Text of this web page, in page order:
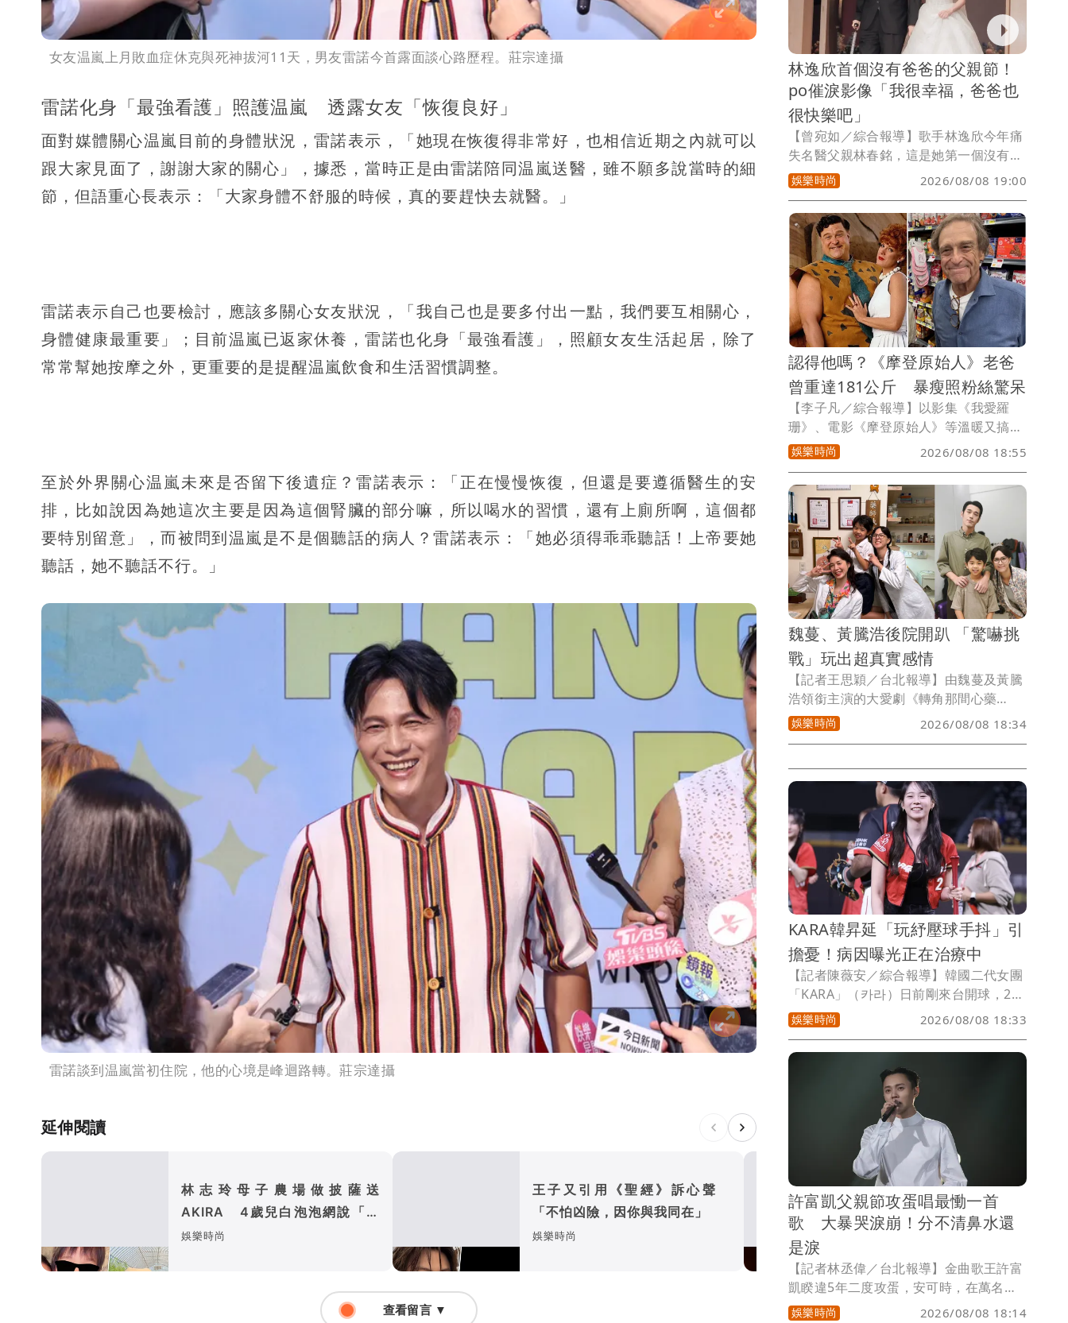
女友温嵐上月敗血症休克與死神拔河11天，男友雷諾今首露面談心路歷程。莊宗達攝
雷諾化身「最強看護」照護温嵐 透露女友「恢復良好」
面對媒體關心温嵐目前的身體狀況，雷諾表示，「她現在恢復得非常好，也相信近期之內就可以
跟大家見面了，謝謝大家的關心」，據悉，當時正是由雷諾陪同温嵐送醫，雖不願多說當時的細
節，但語重心長表示：「大家身體不舒服的時候，真的要趕快去就醫。」
雷諾表示自己也要檢討，應該多關心女友狀況，「我自己也是要多付出一點，我們要互相關心，
身體健康最重要」；目前温嵐已返家休養，雷諾也化身「最強看護」，照顧女友生活起居，除了
常常幫她按摩之外，更重要的是提醒温嵐飲食和生活習慣調整。
至於外界關心温嵐未來是否留下後遺症？雷諾表示：「正在慢慢恢復，但還是要遵循醫生的安
排，比如說因為她這次主要是因為這個腎臟的部分嘛，所以喝水的習慣，還有上廁所啊，這個都
要特別留意」，而被問到温嵐是不是個聽話的病人？雷諾表示：「她必須得乖乖聽話！上帝要她
聽話，她不聽話不行。」
雷諾談到温嵐當初住院，他的心境是峰迴路轉。莊宗達攝
延伸閱讀
林志玲母子農場做披薩送
AKIRA 4歲兒白泡泡網說「像
媽媽」
娛樂時尚
王子又引用《聖經》訴心聲
「不怕凶險，因你與我同在」
娛樂時尚
直擊｜AKIRA甜說「我老婆
學林志玲！4歲愛子獻聲喊：
節快樂
查看留言 ▼
林逸欣首個沒有爸爸的父親節！
po催淚影像「我很幸福，爸爸也
很快樂吧」
【曾宛如／綜合報導】歌手林逸欣今年痛
失名醫父親林春銘，這是她第一個沒有爸
爸的父親節，林逸欣po出爸爸在她婚宴上
獻唱的最後一首歌《你幸福我快樂》，她
要跟在天上的爸爸說「我很幸福，爸爸一
定也很快樂吧」，讓網友看到眼睛濕濕
的，對這段父女情十分感動，表示「爸爸
永遠是妳的天空，現在他已成為星星永遠
守護者妳」。
娛樂時尚 2026/08/08 19:00
認得他嗎？《摩登原始人》老爸
曾重達181公斤 暴瘦照粉絲驚呆
【李子凡／綜合報導】以影集《我愛羅
珊》、電影《摩登原始人》等溫暖又搞笑
的演出為觀眾熟知的老牌好萊塢男星約翰
古德曼（John Goodman）最新近照曝
光，讓不少粉絲差點認不出來。
娛樂時尚 2026/08/08 18:55
魏蔓、黃騰浩後院開趴 「驚嚇挑
戰」玩出超真實感情
【記者王思穎／台北報導】由魏蔓及黃騰
浩領銜主演的大愛劇《轉角那間心藥
局》，劇情有著多樣的父子關係。黃騰浩
與童星吳宥儒之間的親子關係，父親的角
望子成龍的高壓下而叛逆等。
娛樂時尚 2026/08/08 18:34
KARA韓昇延「玩紓壓球手抖」引
擔憂！病因曝光正在治療中
【記者陳薇安／綜合報導】韓國二代女團
「KARA」（카라）日前剛來台開球，22
日還將來舉行見面會。唱韓昇延上月底度
過38歲生日，當時慶生影片玩起紓壓球，
手疑似無力發抖，後來登台開球後演出動
作也有點僵硬，引起粉絲憂心，韓媒
《OSEN》今報導，曝光韓昇延的病況。
娛樂時尚 2026/08/08 18:33
許富凱父親節攻蛋唱最慟一首
歌 大暴哭淚崩！分不清鼻水還
是淚
【記者林丞偉／台北報導】金曲歌王許富
凱睽違5年二度攻蛋，安可時，在萬名觀
眾自發性一起點亮，手機燈海將小巨蛋幻
娛樂時尚 2026/08/08 18:14